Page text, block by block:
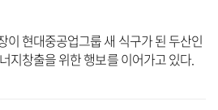
이 현대중공업그룹 새 식구가 된 두산인
지창출을 위한 행보를 이어가고 있다.
지난 20일 두산인프라코어 인천 공장과